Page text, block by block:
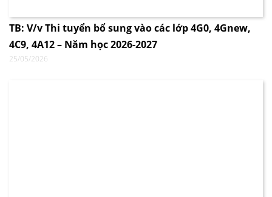
TB: V/v Thi tuyển bổ sung vào các lớp 4G0, 4Gnew,
4C9, 4A12 – Năm học 2026-2027
25/05/2026